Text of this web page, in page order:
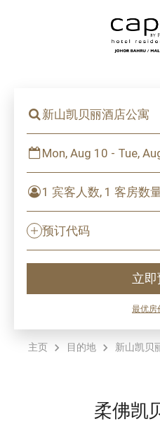
新山凯贝丽酒店公寓
Mon, Aug 10 - Tue,
1 宾客人数, 1 客房数
预订代码
立
最优房
主页 目的地 新山凯贝
柔佛凯